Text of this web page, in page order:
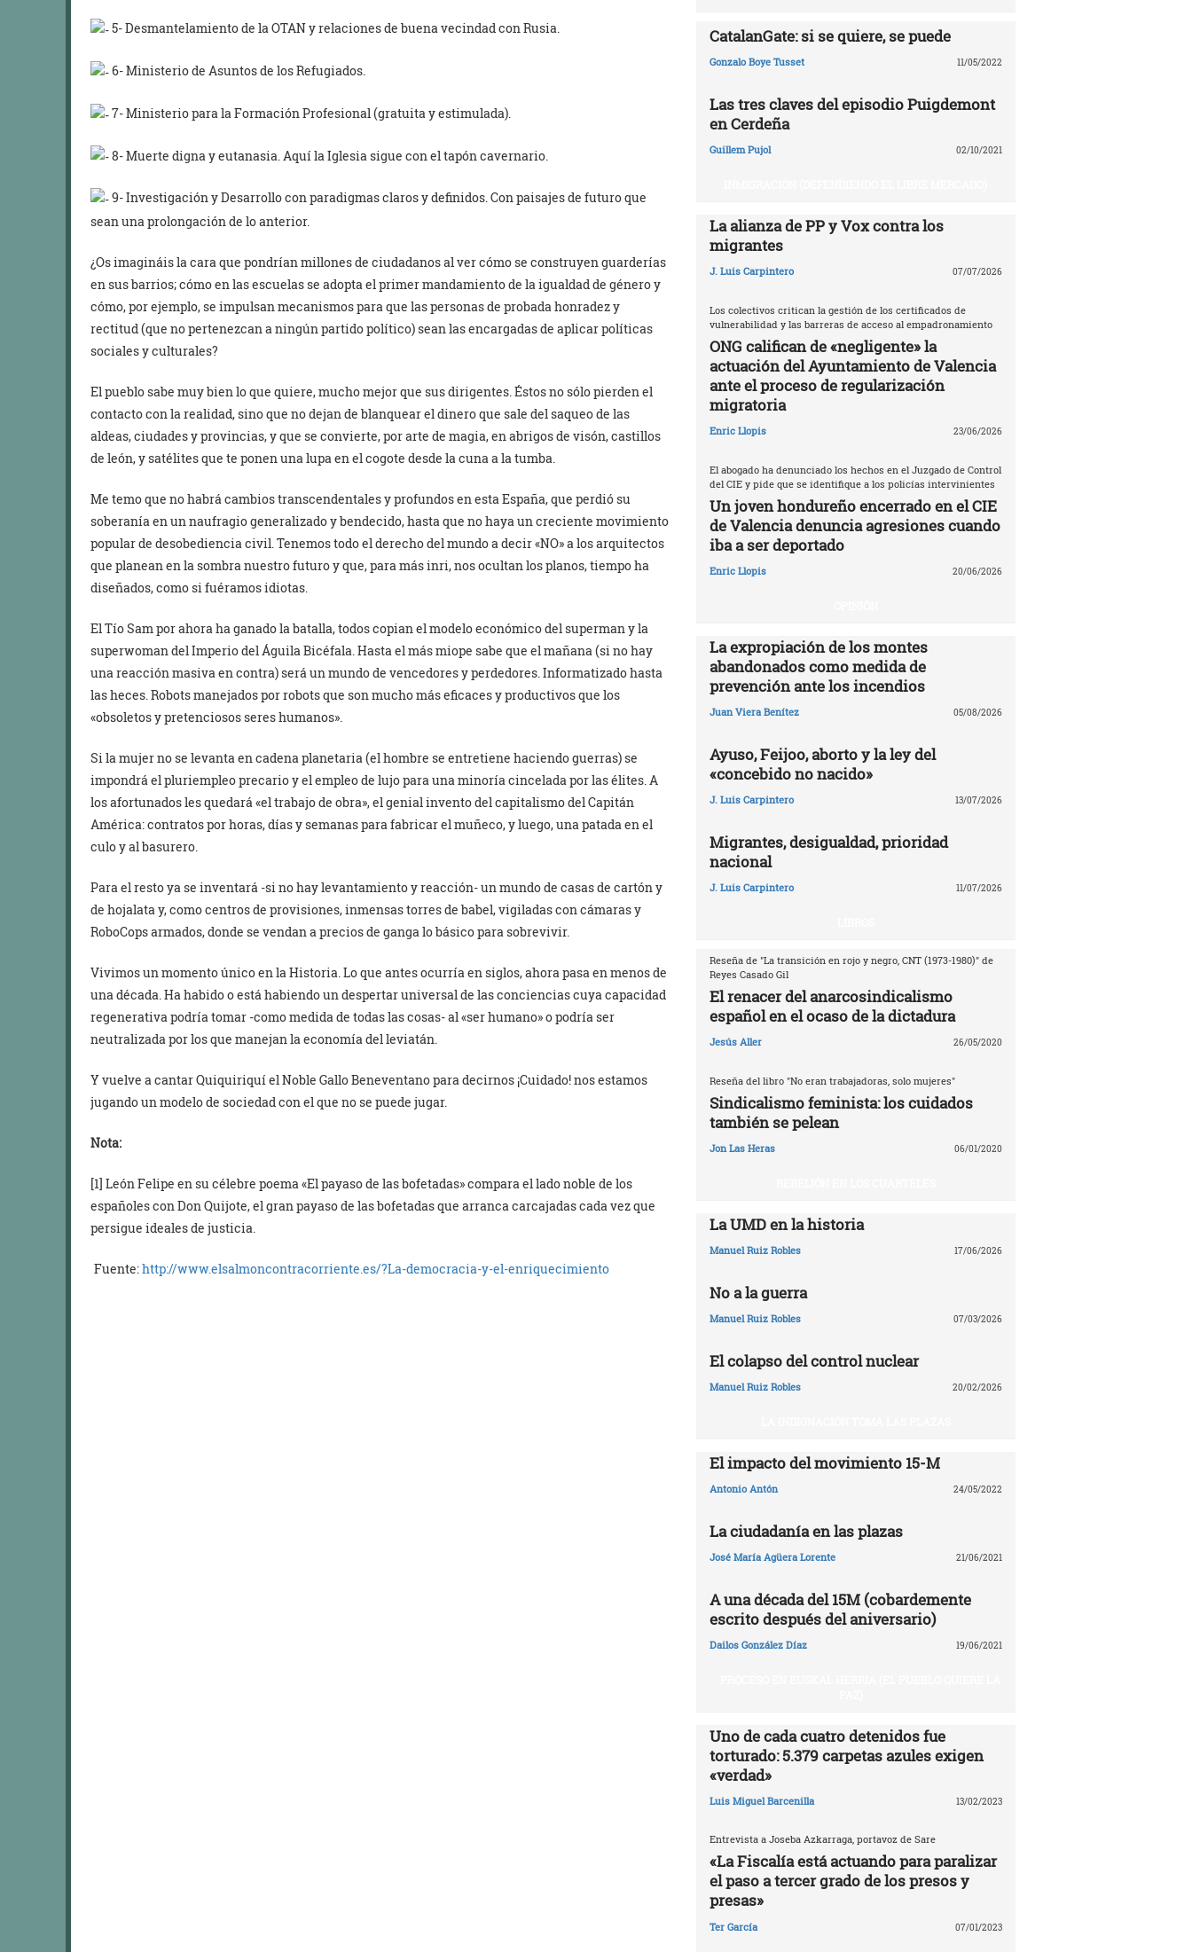
5- Desmantelamiento de la OTAN y relaciones de buena vecindad con Rusia.
6- Ministerio de Asuntos de los Refugiados.
7- Ministerio para la Formación Profesional (gratuita y estimulada).
8- Muerte digna y eutanasia. Aquí la Iglesia sigue con el tapón cavernario.
9- Investigación y Desarrollo con paradigmas claros y definidos. Con paisajes de futuro que
sean una prolongación de lo anterior.
¿Os imagináis la cara que pondrían millones de ciudadanos al ver cómo se construyen guarderías
en sus barrios; cómo en las escuelas se adopta el primer mandamiento de la igualdad de género y
cómo, por ejemplo, se impulsan mecanismos para que las personas de probada honradez y
rectitud (que no pertenezcan a ningún partido político) sean las encargadas de aplicar políticas
sociales y culturales?
El pueblo sabe muy bien lo que quiere, mucho mejor que sus dirigentes. Éstos no sólo pierden el
contacto con la realidad, sino que no dejan de blanquear el dinero que sale del saqueo de las
aldeas, ciudades y provincias, y que se convierte, por arte de magia, en abrigos de visón, castillos
de león, y satélites que te ponen una lupa en el cogote desde la cuna a la tumba.
Me temo que no habrá cambios transcendentales y profundos en esta España, que perdió su
soberanía en un naufragio generalizado y bendecido, hasta que no haya un creciente movimiento
popular de desobediencia civil. Tenemos todo el derecho del mundo a decir «NO» a los arquitectos
que planean en la sombra nuestro futuro y que, para más inri, nos ocultan los planos, tiempo ha
diseñados, como si fuéramos idiotas.
El Tío Sam por ahora ha ganado la batalla, todos copian el modelo económico del superman y la
superwoman del Imperio del Águila Bicéfala. Hasta el más miope sabe que el mañana (si no hay
una reacción masiva en contra) será un mundo de vencedores y perdedores. Informatizado hasta
las heces. Robots manejados por robots que son mucho más eficaces y productivos que los
«obsoletos y pretenciosos seres humanos».
Si la mujer no se levanta en cadena planetaria (el hombre se entretiene haciendo guerras) se
impondrá el pluriempleo precario y el empleo de lujo para una minoría cincelada por las élites. A
los afortunados les quedará «el trabajo de obra», el genial invento del capitalismo del Capitán
América: contratos por horas, días y semanas para fabricar el muñeco, y luego, una patada en el
culo y al basurero.
Para el resto ya se inventará -si no hay levantamiento y reacción- un mundo de casas de cartón y
de hojalata y, como centros de provisiones, inmensas torres de babel, vigiladas con cámaras y
RoboCops armados, donde se vendan a precios de ganga lo básico para sobrevivir.
Vivimos un momento único en la Historia. Lo que antes ocurría en siglos, ahora pasa en menos de
una década. Ha habido o está habiendo un despertar universal de las conciencias cuya capacidad
regenerativa podría tomar -como medida de todas las cosas- al «ser humano» o podría ser
neutralizada por los que manejan la economía del leviatán.
Y vuelve a cantar Quiquiriquí el Noble Gallo Beneventano para decirnos ¡Cuidado! nos estamos
jugando un modelo de sociedad con el que no se puede jugar.
Nota:
[1] León Felipe en su célebre poema «El payaso de las bofetadas» compara el lado noble de los
españoles con Don Quijote, el gran payaso de las bofetadas que arranca carcajadas cada vez que
persigue ideales de justicia.
Fuente:http://www.elsalmoncontracorriente.es/?La-democracia-y-el-enriquecimiento
CatalanGate: si se quiere, se puede
Gonzalo Boye Tusset 11/05/2022
Las tres claves del episodio Puigdemont
en Cerdeña
Guillem Pujol 02/10/2021
La alianza de PP y Vox contra los
migrantes
J. Luis Carpintero 07/07/2026
Los colectivos critican la gestión de los certificados de
vulnerabilidad y las barreras de acceso al empadronamiento
ONG califican de «negligente» la
actuación del Ayuntamiento de Valencia
ante el proceso de regularización
migratoria
Enric Llopis 23/06/2026
El abogado ha denunciado los hechos en el Juzgado de Control
del CIE y pide que se identifique a los policías intervinientes
Un joven hondureño encerrado en el CIE
de Valencia denuncia agresiones cuando
iba a ser deportado
Enric Llopis 20/06/2026
La expropiación de los montes
abandonados como medida de
prevención ante los incendios
Juan Viera Benítez 05/08/2026
Ayuso, Feijoo, aborto y la ley del
«concebido no nacido»
J. Luis Carpintero 13/07/2026
Migrantes, desigualdad, prioridad
nacional
J. Luis Carpintero 11/07/2026
Reseña de "La transición en rojo y negro, CNT (1973-1980)" de
Reyes Casado Gil
El renacer del anarcosindicalismo
español en el ocaso de la dictadura
Jesús Aller 26/05/2020
Reseña del libro "No eran trabajadoras, solo mujeres"
Sindicalismo feminista: los cuidados
también se pelean
Jon Las Heras 06/01/2020
La UMD en la historia
Manuel Ruiz Robles 17/06/2026
No a la guerra
Manuel Ruiz Robles 07/03/2026
El colapso del control nuclear
Manuel Ruiz Robles 20/02/2026
El impacto del movimiento 15-M
Antonio Antón 24/05/2022
La ciudadanía en las plazas
José María Agüera Lorente 21/06/2021
A una década del 15M (cobardemente
escrito después del aniversario)
Dailos González Díaz 19/06/2021
Uno de cada cuatro detenidos fue
torturado: 5.379 carpetas azules exigen
«verdad»
Luis Miguel Barcenilla 13/02/2023
Entrevista a Joseba Azkarraga, portavoz de Sare
«La Fiscalía está actuando para paralizar
el paso a tercer grado de los presos y
presas»
Ter García 07/01/2023